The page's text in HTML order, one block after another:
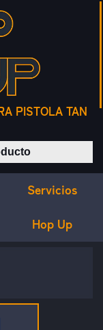
PISTOLA TAN
Servicios
Hop Up